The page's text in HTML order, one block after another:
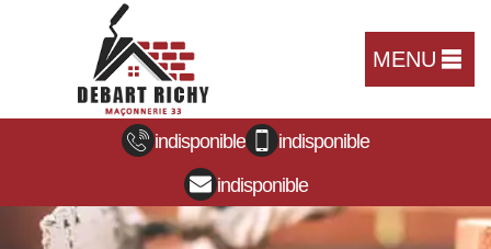
MENU
indisponible
indisponible
indisponible